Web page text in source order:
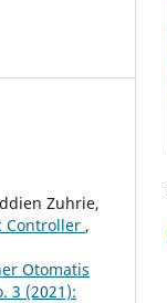
Zuhrie,
Controller ,
Otomatis
3 (2021):